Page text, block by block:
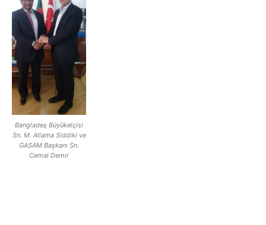
Bangladeş Büyükelçisi
Sn. M. Allama Siddiki ve
GASAM Başkanı Sn.
Cemal Demir